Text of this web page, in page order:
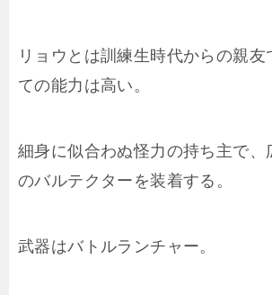
リョウとは訓練生時代からの親友
ての能力は高い。
細身に似合わぬ怪力の持ち主で、
のバルテクターを装着する。
武器はバトルランチャー。